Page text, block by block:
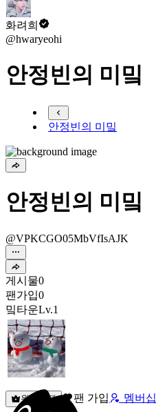
화려희
@hwaryeohi
안정빈의 미밐
안정빈의 미밐
안정빈의 미밐
@VPKCGO05MbVfIsAJK
게시물0
팬가입0
밐타운Lv.1
원픽선택 팬 가입 멤버십